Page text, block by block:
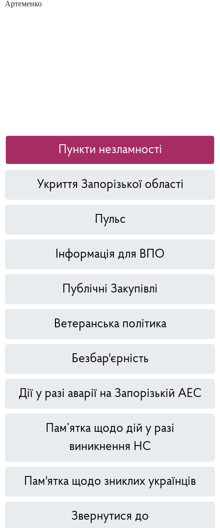
Артеменко
Пункти незламності
Укриття Запорізької області
Пульс
Інформація для ВПО
Публічні Закупівлі
Ветеранська політика
Безбар'єрність
Дії у разі аварії на Запорізькій АЕС
Пам’ятка щодо дій у разі
виникнення НС
Пам'ятка щодо зниклих українців
Звернутися до